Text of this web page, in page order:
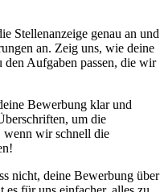
Stellenanzeige genau an und
an. Zeig uns, wie deine
Aufgaben passen, die wir
Bewerbung klar und
um die
wenn wir schnell die
nicht, deine Bewerbung über